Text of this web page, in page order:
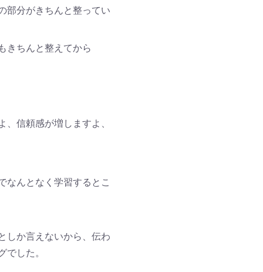
部分がきちんと整ってい
きちんと整えてから
信頼感が増しますよ、
なんとなく学習するとこ
しか言えないから、伝わ
した。